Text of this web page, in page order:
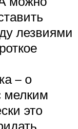
лезвиями
– о
мелким
это